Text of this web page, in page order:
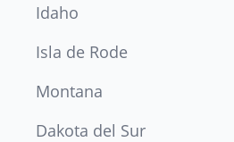
Idaho
Isla de Rode
Montana
Dakota del Sur